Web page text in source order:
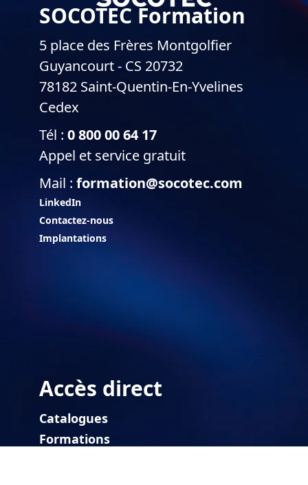
SOCOTEC Formation
5 place des Frères Montgolfier
Guyancourt - CS 20732
78182 Saint-Quentin-En-Yvelines
Cedex
Tél : 0 800 00 64 17
Appel et service gratuit
Mail : formation@socotec.com
LinkedIn
Contactez-nous
Implantations
Accès direct
Catalogues
Formations